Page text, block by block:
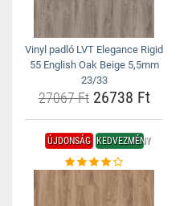
Vinyl padló LVT Elegance Rigid
55 English Oak Beige 5,5mm
23/33
27067 Ft26738 Ft
ÚJDONSÁG KEDVEZMÉNY